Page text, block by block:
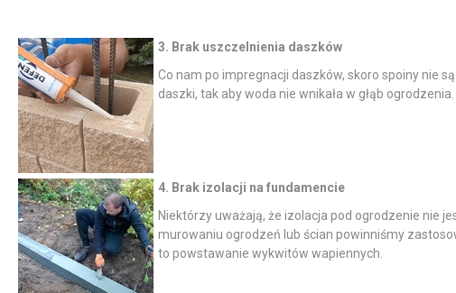
3. Brak uszczelnienia daszków
Co nam po impregnacji daszków, skoro spoiny nie
daszki, tak aby woda nie wnikała w głąb ogrodzenia.
4. Brak izolacji na fundamencie
Niektórzy uważają, że izolacja pod ogrodzenie nie
murowaniu ogrodzeń lub ścian powinniśmy
to powstawanie wykwitów wapiennych.